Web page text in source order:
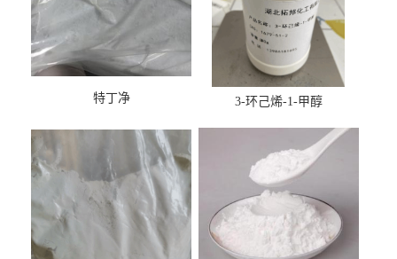
特丁净 3-环己烯-1-甲醇